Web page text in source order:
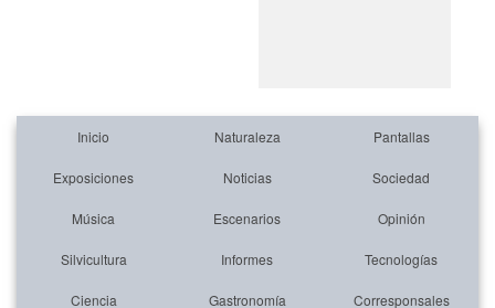
Inicio Naturaleza Pantallas
Exposiciones Noticias Sociedad
Música Escenarios Opinión
Silvicultura Informes Tecnologías
Ciencia Gastronomía Corresponsales